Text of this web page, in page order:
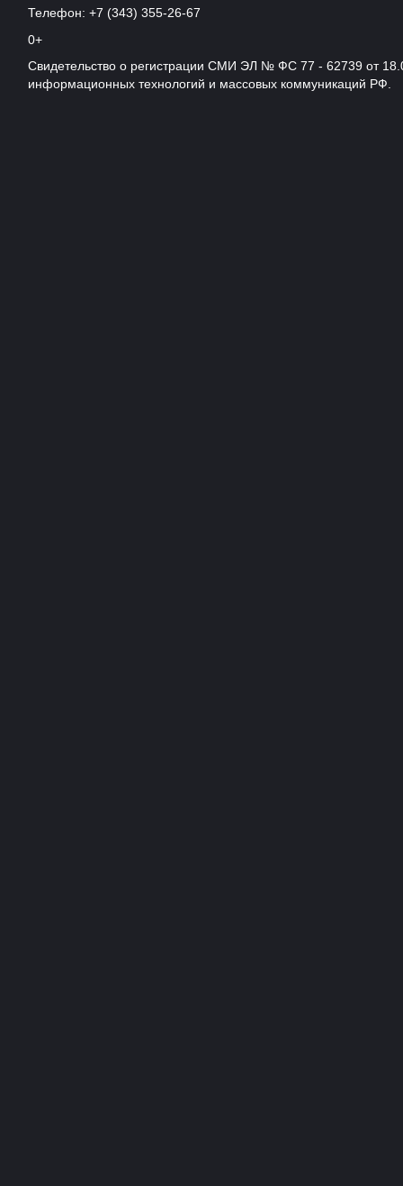
Телефон: +7 (343) 355-26-67
0+
Свидетельство о регистрации СМИ ЭЛ № ФС 77 - 62739 от
информационных технологий и массовых коммуникаций РФ.